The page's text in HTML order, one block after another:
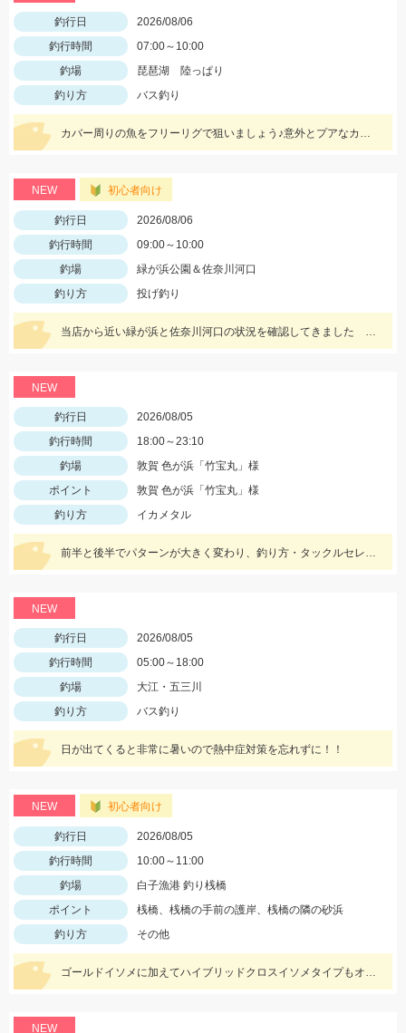
釣行日
2026/08/06
釣行時間
07:00～10:00
釣場
琵琶湖 陸っぱり
釣り方
バス釣り
カバー周りの魚をフリーリグで狙いましょう♪意外とプアなカバーにもいますよ♪
NEW 初心者向け
釣行日
2026/08/06
釣行時間
09:00～10:00
釣場
緑が浜公園＆佐奈川河口
釣り方
投げ釣り
当店から近い緑が浜と佐奈川河口の状況を確認してきました サイズはまだ小さめ 針サイズは6号がよさそうです
NEW
釣行日
2026/08/05
釣行時間
18:00～23:10
釣場
敦賀 色が浜「竹宝丸」様
ポイント
敦賀 色が浜「竹宝丸」様
釣り方
イカメタル
前半と後半でパターンが大きく変わり、釣り方・タックルセレクトで釣果に差が出た日でした。最近の傾向としてケイムラ系カラーは必須ですので必ず持って行ってください。
NEW
釣行日
2026/08/05
釣行時間
05:00～18:00
釣場
大江・五三川
釣り方
バス釣り
日が出てくると非常に暑いので熱中症対策を忘れずに！！
NEW 初心者向け
釣行日
2026/08/05
釣行時間
10:00～11:00
釣場
白子漁港 釣り桟橋
ポイント
桟橋、桟橋の手前の護岸、桟橋の隣の砂浜
釣り方
その他
ゴールドイソメに加えてハイブリッドクロスイソメタイプもオススメです!
NEW